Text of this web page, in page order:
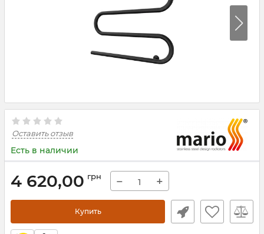
Оставить отзыв
Есть в наличии
4 620,00 грн − +
Купить